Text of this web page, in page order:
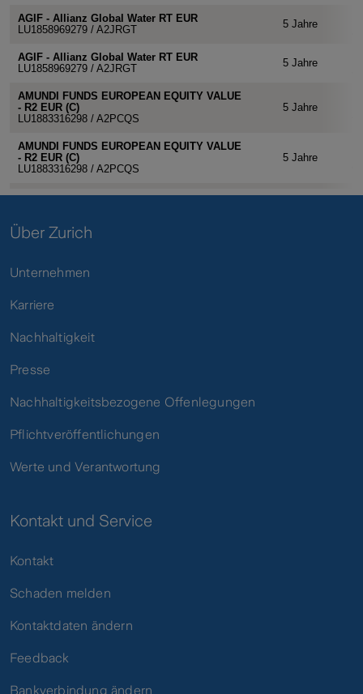
Über Zurich
Unternehmen
Karriere
Nachhaltigkeit
Presse
Nachhaltigkeitsbezogene Offenlegungen
Pflichtveröffentlichungen
Werte und Verantwortung
Kontakt und Service
Kontakt
Schaden melden
Kontaktdaten ändern
Feedback
Bankverbindung ändern